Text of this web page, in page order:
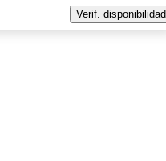
Verif. disponibilidad